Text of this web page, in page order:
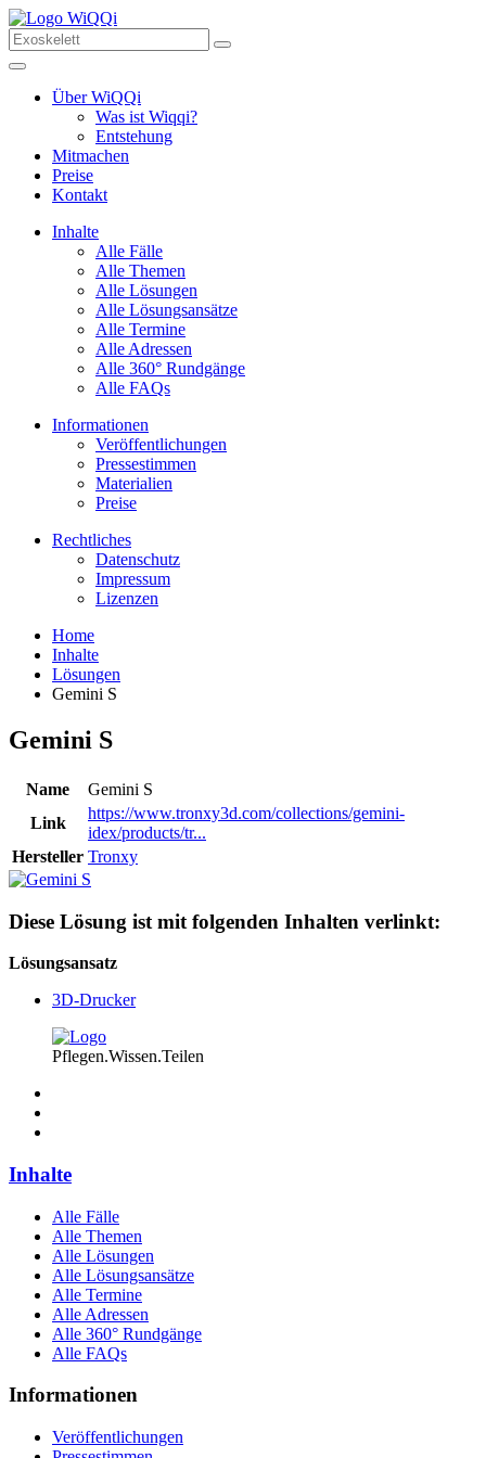
Über WiQQi
Was ist Wiqqi?
Entstehung
Mitmachen
Preise
Kontakt
Inhalte
Alle Fälle
Alle Themen
Alle Lösungen
Alle Lösungsansätze
Alle Termine
Alle Adressen
Alle 360° Rundgänge
Alle FAQs
Informationen
Veröffentlichungen
Pressestimmen
Materialien
Preise
Rechtliches
Datenschutz
Impressum
Lizenzen
Home
Inhalte
Lösungen
Gemini S
Gemini S
Name
Gemini S
Link
https://www.tronxy3d.com/collections/gemini-
idex/products/tr...
Hersteller Tronxy
Diese Lösung ist mit folgenden Inhalten verlinkt:
Lösungsansatz
3D-Drucker
Pflegen.Wissen.Teilen
Inhalte
Alle Fälle
Alle Themen
Alle Lösungen
Alle Lösungsansätze
Alle Termine
Alle Adressen
Alle 360° Rundgänge
Alle FAQs
Informationen
Veröffentlichungen